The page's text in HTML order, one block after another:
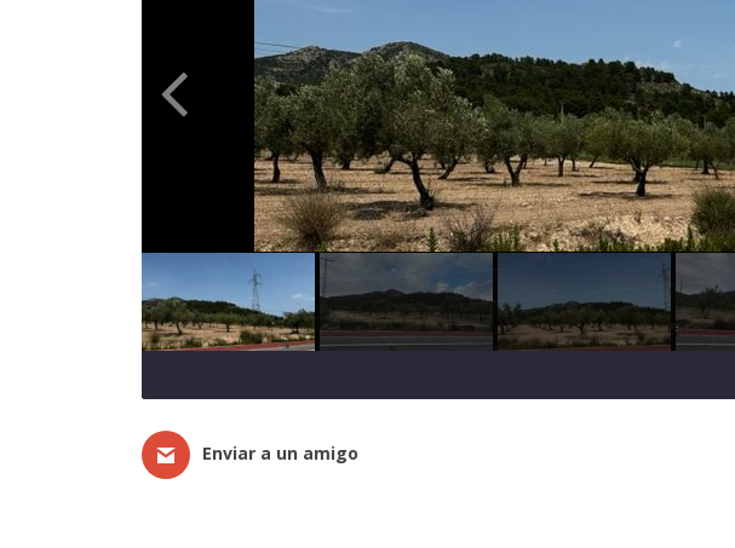
Enviar a un amigo